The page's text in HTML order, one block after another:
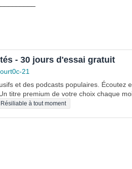
- 30 jours d'essai gratuit
21
et des podcasts populaires. Écoutez
titre premium de votre choix chaque
Résiliable à tout moment